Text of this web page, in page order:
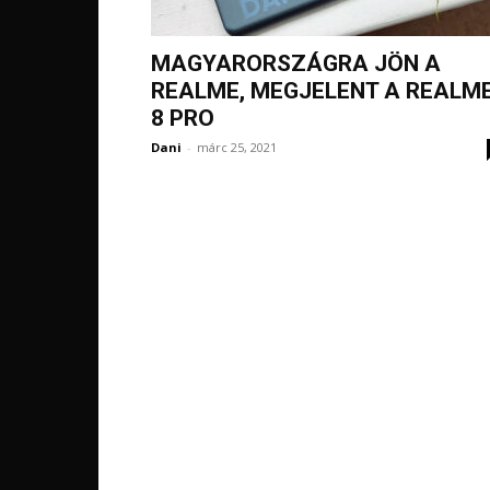
MAGYARORSZÁGRA JÖN A
REALME, MEGJELENT A
8 PRO
Dani - márc 25, 2021